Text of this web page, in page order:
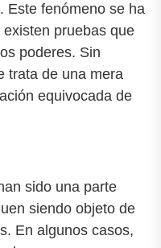
Este fenómeno se ha
pruebas que
poderes. Sin
trata de una mera
equivocada de
sido una parte
siendo objeto de
En algunos casos,